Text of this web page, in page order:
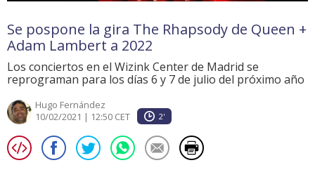
Se pospone la gira The Rhapsody de Queen +
Adam Lambert a 2022
Los conciertos en el Wizink Center de Madrid se
reprograman para los días 6 y 7 de julio del próximo año
Hugo Fernández
10/02/2021 | 12:50 CET
2'